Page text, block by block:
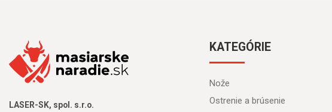
LASER-SK, spol. s.r.o.
KATEGÓRIE
Nože
Ostrenie a brúsenie